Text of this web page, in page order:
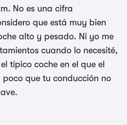
No es una cifra
que está muy bien
alto y pesado. Ni yo me
cuando lo necesité,
típico coche en el que el
que tu conducción no